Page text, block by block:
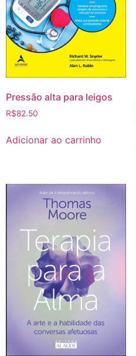
Pressão alta para leigos
R$82.50
Adicionar ao carrinho